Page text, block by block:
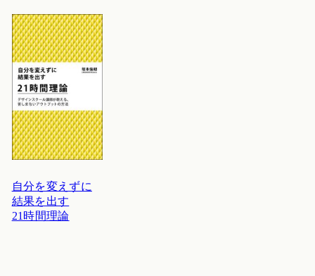
自分を変えずに
結果を出す
21時間理論